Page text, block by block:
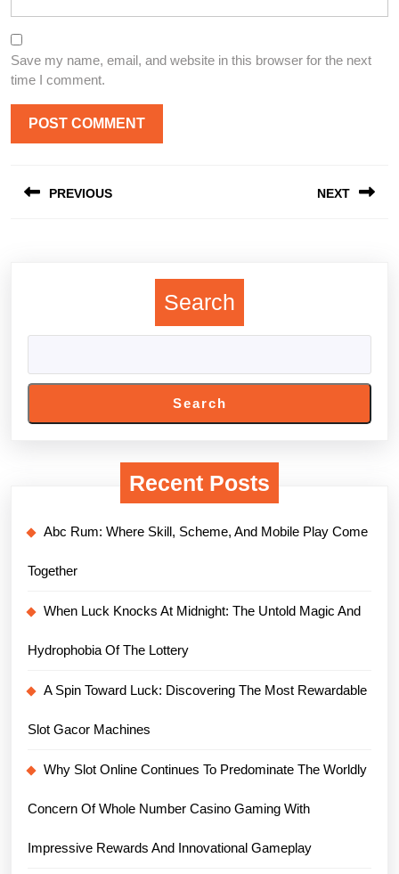
Save my name, email, and website in this browser for the next
time I comment.
navigation
PREVIOUS NEXT
Search
Search
Recent Posts
Abc Rum: Where Skill, Scheme, And Mobile Play Come
Together
When Luck Knocks At Midnight: The Untold Magic And
Hydrophobia Of The Lottery
A Spin Toward Luck: Discovering The Most Rewardable
Slot Gacor Machines
Why Slot Online Continues To Predominate The Worldly
Concern Of Whole Number Casino Gaming With
Impressive Rewards And Innovational Gameplay